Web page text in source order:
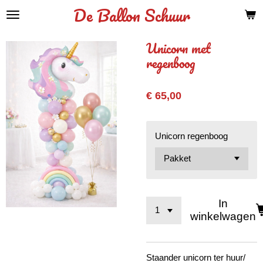
Ga
hoofdinhoud
De Ballon Schuur
Unicorn met
regenboog
€ 65,00
Unicorn regenboog
In
winkelwagen
Staander unicorn ter huur/